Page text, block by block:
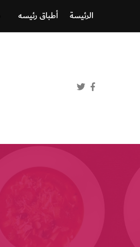
الرئيسة أطباق رئيسه